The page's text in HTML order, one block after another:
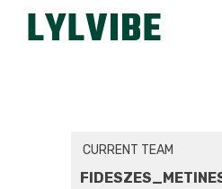
LYLVIBE
CURRENT TEAM